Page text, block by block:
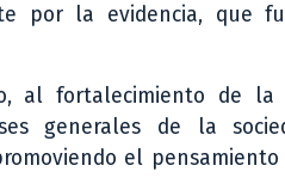
por la evidencia, que
al fortalecimiento de la
generales de la
el